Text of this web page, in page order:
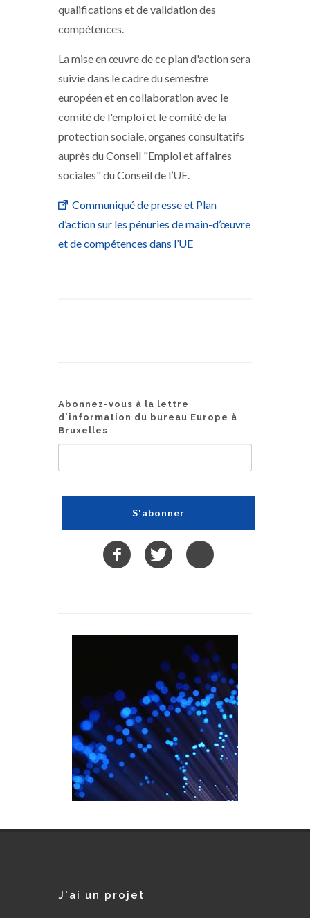
qualifications et de validation des
compétences.
La mise en œuvre de ce plan d'action sera
suivie dans le cadre du semestre
européen et en collaboration avec le
comité de l'emploi et le comité de la
protection sociale, organes consultatifs
auprès du Conseil "Emploi et affaires
sociales" du Conseil de l’UE.
Communiqué de presse et Plan
d’action sur les pénuries de main-d’œuvre
et de compétences dans l’UE
Abonnez-vous à la lettre
d'information du bureau Europe à
Bruxelles
J'ai un projet